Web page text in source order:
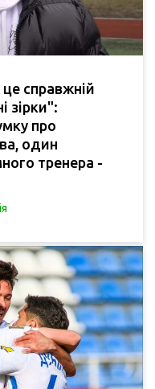
справжній
зірки":
про
один
тренера -